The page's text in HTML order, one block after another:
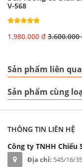
V-568
1.980.000 đ 3.600.000
Sản phẩm liên
Sản phẩm cùng
THÔNG TIN LIÊN HỆ
Công ty TNHH Chiếu
Địa chỉ: 545/16/